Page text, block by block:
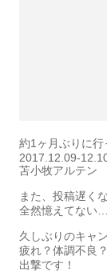
約1ヶ月ぶりに
2017.12.09-
苫小牧アルテン
また、投稿遅く
全然憶えてない
久しぶりのキャ
疲れ？体調不良
出撃です！